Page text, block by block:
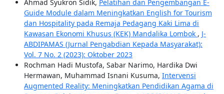
Ahmad Syukron Sidik, Pelatihan dan Pengembangan E-
Guide Module dalam Meningkatkan English for Tourism
dan Hospitality pada Remaja Pedagang Kaki Lima di
Kawasan Ekonomi Khusus (KEK) Mandalika Lombok , J-
ABDIPAMAS (Jurnal Pengabdian Kepada Masyarakat):
Vol. 7 No. 2 (2023): Oktober 2023
Rochman Hadi Mustofa, Sabar Narimo, Hardika Dwi
Hermawan, Muhammad Isnani Kusuma, Intervensi
Augmented Reality: Meningkatkan Pendidikan Agama di